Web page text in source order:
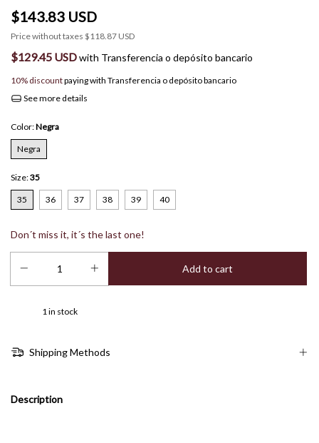
$143.83 USD
Price without taxes $118.87 USD
$129.45 USDwith Transferencia o depósito bancario
10% discountpaying with Transferencia o depósito bancario
See more details
Color:Negra
Negra
Size:35
35 36 37 38 39 40
Don´t miss it, it´s the last one!
1 in stock
Shipping Methods
Description